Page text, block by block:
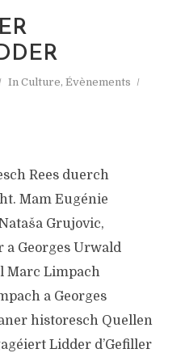
In Culture, Évènements
Rees duerch
Mam Eugénie
Grujovic,
a Georges Urwald
Marc Limpach
a Georges
historesch Quellen
Lidder d’Gefiller